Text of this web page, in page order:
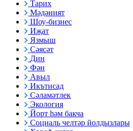
Тарих
Мәдәният
Шоу-бизнес
Иҗат
Язмыш
Сәясәт
Дин
Фән
Авыл
Икътисад
Сәламәтлек
Экология
Йорт һәм бакча
Социаль челтәр йолдызлары